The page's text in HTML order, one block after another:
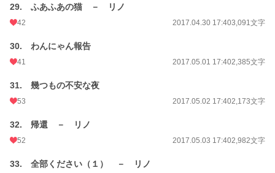
29. ふあふあの猫 － リノ
42 2017.04.30 17:403,091文字
30. わんにゃん報告
41 2017.05.01 17:402,385文字
31. 幾つもの不安な夜
53 2017.05.02 17:402,173文字
32. 帰還 － リノ
52 2017.05.03 17:402,982文字
33. 全部ください（１） － リノ